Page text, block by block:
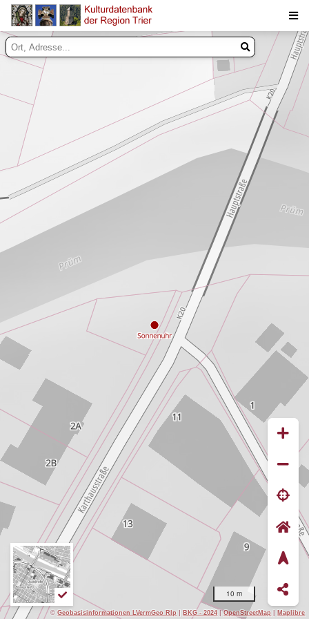
10 m
Suche
Inhalte
©Geobasisinformationen LVermGeo Rlp |BKG - 2024|OpenStreetMap |Maplibre